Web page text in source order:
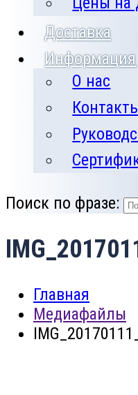
Доставка
Информация
О нас
Поиск по фразе:
Главная
Медиафайлы